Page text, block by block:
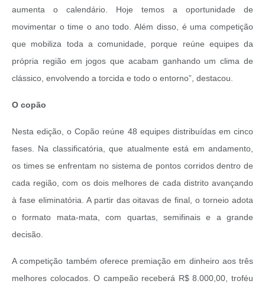
aumenta o calendário. Hoje temos a oportunidade de
movimentar o time o ano todo. Além disso, é uma competição
que mobiliza toda a comunidade, porque reúne equipes da
própria região em jogos que acabam ganhando um clima de
clássico, envolvendo a torcida e todo o entorno”, destacou.
O copão
Nesta edição, o Copão reúne 48 equipes distribuídas em cinco
fases. Na classificatória, que atualmente está em andamento,
os times se enfrentam no sistema de pontos corridos dentro de
cada região, com os dois melhores de cada distrito avançando
à fase eliminatória. A partir das oitavas de final, o torneio adota
o formato mata-mata, com quartas, semifinais e a grande
decisão.
A competição também oferece premiação em dinheiro aos três
melhores colocados. O campeão receberá R$ 8.000,00, troféu